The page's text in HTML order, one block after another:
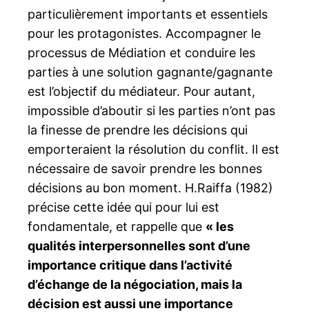
particulièrement importants et essentiels
pour les protagonistes. Accompagner le
processus de Médiation et conduire les
parties à une solution gagnante/gagnante
est l’objectif du médiateur. Pour autant,
impossible d’aboutir si les parties n’ont pas
la finesse de prendre les décisions qui
emporteraient la résolution du conflit. Il est
nécessaire de savoir prendre les bonnes
décisions au bon moment. H.Raiffa (1982)
précise cette idée qui pour lui est
fondamentale, et rappelle que « les
qualités interpersonnelles sont d’une
importance critique dans l’activité
d’échange de la négociation, mais la
décision est aussi une importance